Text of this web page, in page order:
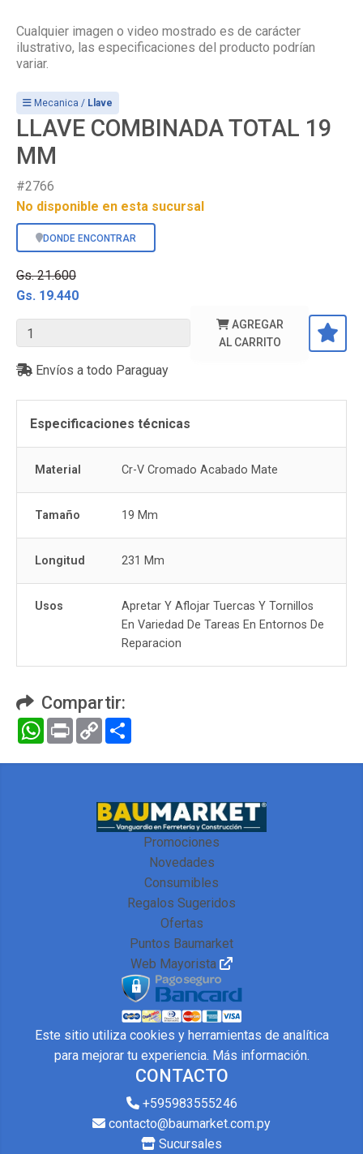
Cualquier imagen o video mostrado es de carácter
ilustrativo, las especificaciones del producto podrían
variar.
Mecanica / Llave
LLAVE COMBINADA TOTAL 19
MM
#2766
No disponible en esta sucursal
DONDE ENCONTRAR
Gs. 21.600
Gs. 19.440
AGREGAR
AL CARRITO
Envíos a todo Paraguay
Especificaciones técnicas
Material Cr-V Cromado Acabado Mate
Tamaño 19 Mm
Longitud 231 Mm
Usos
Apretar Y Aflojar Tuercas Y Tornillos
En Variedad De Tareas En Entornos De
Reparacion
Compartir:
WhatsApp
Print Copy
Link
Promociones
Novedades
Consumibles
Regalos Sugeridos
Ofertas
Puntos Baumarket
Web Mayorista
CONTACTO
+595983555246
contacto@baumarket.com.py
Sucursales
Este sitio utiliza cookies y herramientas de analítica
para mejorar tu experiencia. Más información.